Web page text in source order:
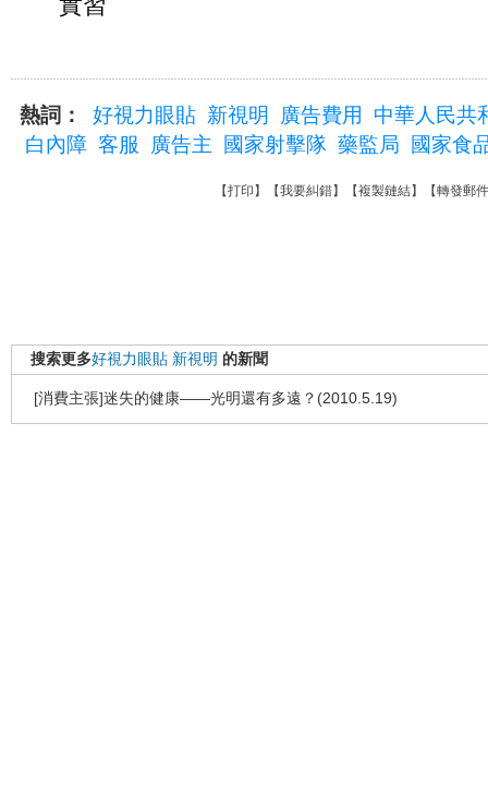
熱詞： 好視力眼貼 新視明 廣告費用
中華人民共
白內障 客服 廣告主 國家射擊隊 藥監局 國家食
【打印 】【我要糾錯】【複製鏈結】【轉發郵件
搜索更多好視力眼貼 新視明 的新聞
[消費主張]迷失的健康——光明還有多遠？(2010.5.19)